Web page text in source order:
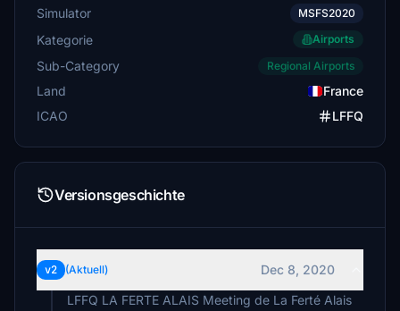
Simulator MSFS2020
Kategorie Airports
Sub-Category Regional Airports
Land
France
ICAO
LFFQ
Versionsgeschichte
v2 (Aktuell)
Dec 8, 2020
LFFQ LA FERTE ALAIS Meeting de La Ferté Alais